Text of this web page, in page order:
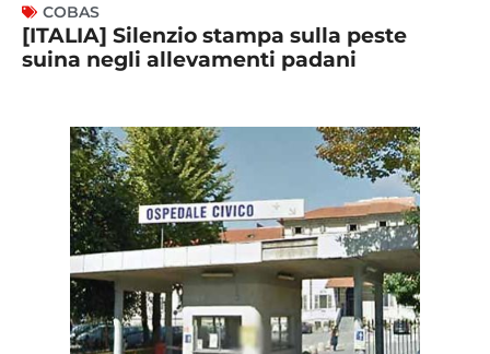
COBAS
[ITALIA] Silenzio stampa sulla peste
suina negli allevamenti padani